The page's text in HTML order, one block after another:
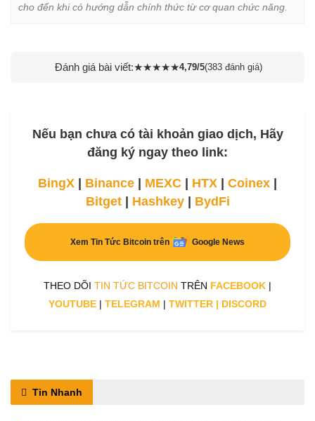
cho đến khi có hướng dẫn chính thức từ cơ quan chức năng.
Đánh giá bài viết:★★★★★4,79/5(383 đánh giá)
Nếu bạn chưa có tài khoản giao dịch, Hãy
đăng ký ngay theo link:
BingX | Binance | MEXC | HTX | Coinex |
Bitget| Hashkey| BydFi
Xem Tin Tức Bitcoin trên Google News
THEO DÕI TIN TỨC BITCOIN TRÊN FACEBOOK |
YOUTUBE | TELEGRAM | TWITTER | DISCORD
Tin Nhanh